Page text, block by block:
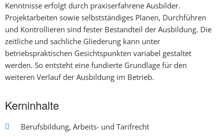
Kenntnisse erfolgt durch praxiserfahrene Ausbilder.
Projektarbeiten sowie selbstständiges Planen, Durchführen
und Kontrollieren sind fester Bestandteil der Ausbildung. Die
zeitliche und sachliche Gliederung kann unter
betriebspraktischen Gesichtspunkten variabel gestaltet
werden. So entsteht eine fundierte Grundlage für den
weiteren Verlauf der Ausbildung im Betrieb.
Kerninhalte
Berufsbildung, Arbeits- und Tarifrecht